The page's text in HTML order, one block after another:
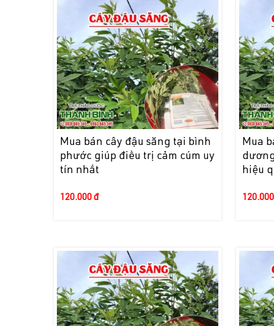
Mua bán cây đậu săng tại bình
phước giúp điều trị cảm cúm uy
tín nhất
120.000 đ
Mua
hiệu